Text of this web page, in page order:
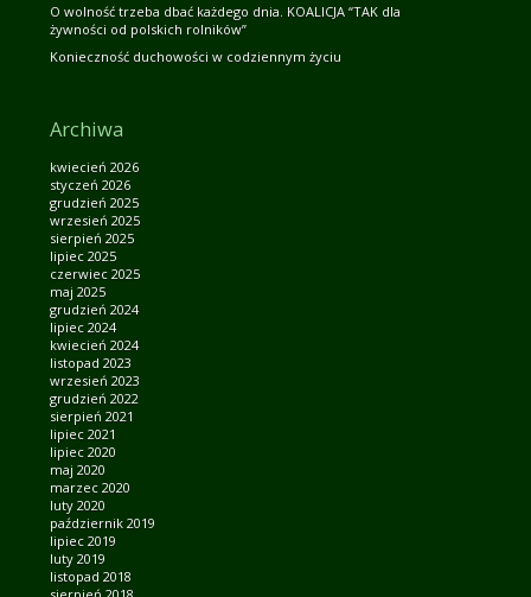
O wolność trzeba dbać każdego dnia. KOALICJA “TAK dla
żywności od polskich rolników”
Konieczność duchowości w codziennym życiu
Archiwa
kwiecień 2026
styczeń 2026
grudzień 2025
wrzesień 2025
sierpień 2025
lipiec 2025
czerwiec 2025
maj 2025
grudzień 2024
lipiec 2024
kwiecień 2024
listopad 2023
wrzesień 2023
grudzień 2022
sierpień 2021
lipiec 2021
lipiec 2020
maj 2020
marzec 2020
luty 2020
październik 2019
lipiec 2019
luty 2019
listopad 2018